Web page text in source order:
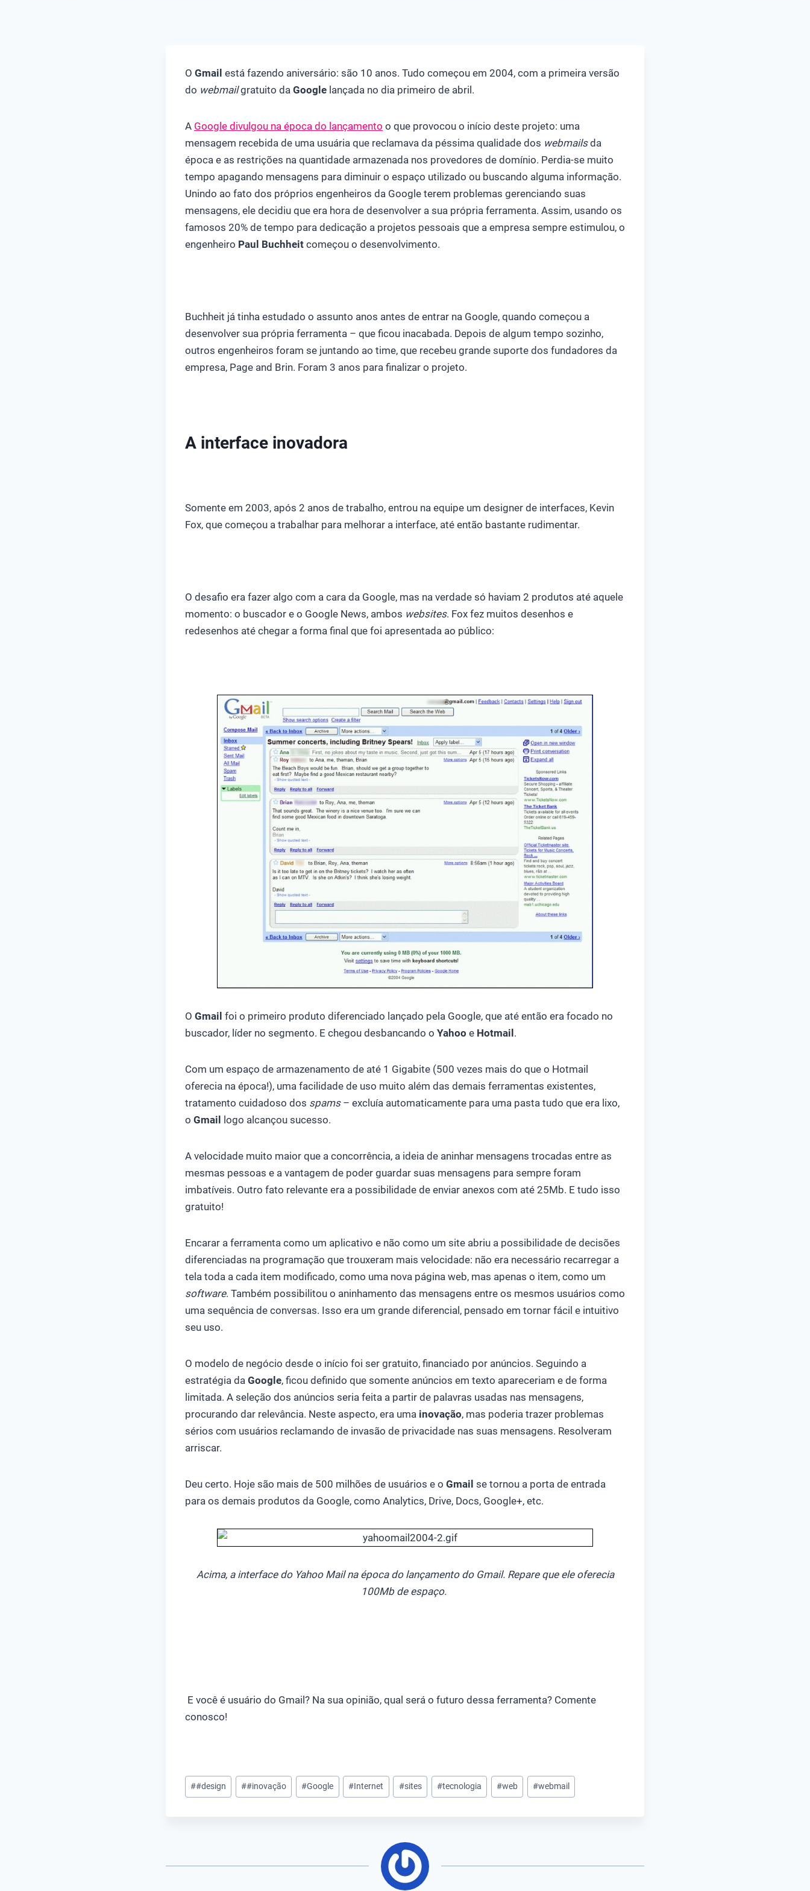
O Gmail está fazendo aniversário: são 10 anos. Tudo começou em 2004, com a primeira versão
do webmailgratuito da Google lançada no dia primeiro de abril.
A Google divulgou na época do lançamento o que provocou o início deste projeto: uma
mensagem recebida de uma usuária que reclamava da péssima qualidade dos webmailsda
época e as restrições na quantidade armazenada nos provedores de domínio. Perdia-se muito
tempo apagando mensagens para diminuir o espaço utilizado ou buscando alguma informação.
Unindo ao fato dos próprios engenheiros da Google terem problemas gerenciando suas
mensagens, ele decidiu que era hora de desenvolver a sua própria ferramenta. Assim, usando os
famosos 20% de tempo para dedicação a projetos pessoais que a empresa sempre estimulou, o
engenheiro Paul Buchheit começou o desenvolvimento.
Buchheit já tinha estudado o assunto anos antes de entrar na Google, quando começou a
desenvolver sua própria ferramenta – que ficou inacabada. Depois de algum tempo sozinho,
outros engenheiros foram se juntando ao time, que recebeu grande suporte dos fundadores da
empresa, Page and Brin. Foram 3 anos para finalizar o projeto.
A interface inovadora
Somente em 2003, após 2 anos de trabalho, entrou na equipe um designer de interfaces, Kevin
Fox, que começou a trabalhar para melhorar a interface, até então bastante rudimentar.
O desafio era fazer algo com a cara da Google, mas na verdade só haviam 2 produtos até aquele
momento: o buscador e o Google News, ambos websites. Fox fez muitos desenhos e
redesenhos até chegar a forma final que foi apresentada ao público:
O Gmail foi o primeiro produto diferenciado lançado pela Google, que até então era focado no
buscador, líder no segmento. E chegou desbancando o Yahoo e Hotmail.
Com um espaço de armazenamento de até 1 Gigabite (500 vezes mais do que o Hotmail
oferecia na época!), uma facilidade de uso muito além das demais ferramentas existentes,
tratamento cuidadoso dos spams– excluía automaticamente para uma pasta tudo que era lixo,
o Gmail logo alcançou sucesso.
A velocidade muito maior que a concorrência, a ideia de aninhar mensagens trocadas entre as
mesmas pessoas e a vantagem de poder guardar suas mensagens para sempre foram
imbatíveis. Outro fato relevante era a possibilidade de enviar anexos com até 25Mb. E tudo isso
gratuito!
Encarar a ferramenta como um aplicativo e não como um site abriu a possibilidade de decisões
diferenciadas na programação que trouxeram mais velocidade: não era necessário recarregar a
tela toda a cada item modificado, como uma nova página web, mas apenas o item, como um
software. Também possibilitou o aninhamento das mensagens entre os mesmos usuários como
uma sequência de conversas. Isso era um grande diferencial, pensado em tornar fácil e intuitivo
seu uso.
O modelo de negócio desde o início foi ser gratuito, financiado por anúncios. Seguindo a
estratégia da Google, ficou definido que somente anúncios em texto apareceriam e de forma
limitada. A seleção dos anúncios seria feita a partir de palavras usadas nas mensagens,
procurando dar relevância. Neste aspecto, era uma inovação, mas poderia trazer problemas
sérios com usuários reclamando de invasão de privacidade nas suas mensagens. Resolveram
arriscar.
Deu certo. Hoje são mais de 500 milhões de usuários e o Gmail se tornou a porta de entrada
para os demais produtos da Google, como Analytics, Drive, Docs, Google+, etc.
Acima, a interface do Yahoo Mail na época do lançamento do Gmail. Repare que ele oferecia
100Mb de espaço.
E você é usuário do Gmail? Na sua opinião, qual será o futuro dessa ferramenta? Comente
conosco!
Tags
do
##design ##inovação #Google #Internet #sites #tecnologia #web #webmail